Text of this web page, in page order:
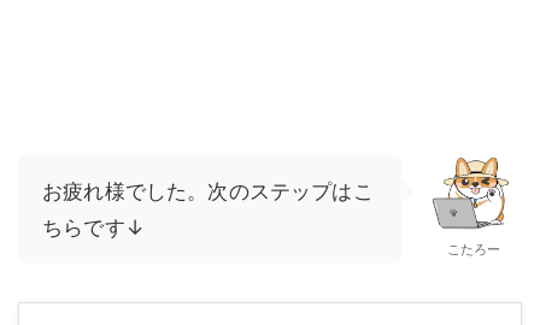
お疲れ様でした。次のステップはこ
ちらです↓
こたろー